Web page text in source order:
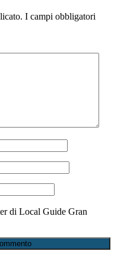
I campi obbligatori
di Local Guide Gran